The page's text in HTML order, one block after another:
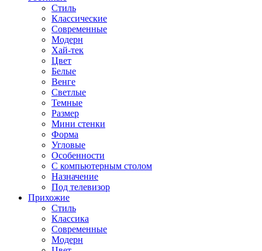
Стиль
Классические
Современные
Модерн
Хай-тек
Цвет
Белые
Венге
Светлые
Темные
Размер
Мини стенки
Форма
Угловые
Особенности
С компьютерным столом
Назначение
Под телевизор
Прихожие
Стиль
Классика
Современные
Модерн